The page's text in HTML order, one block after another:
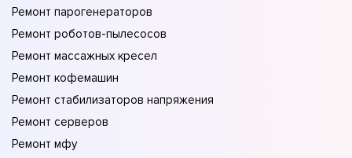
Ремонт парогенераторов
Ремонт роботов-пылесосов
Ремонт массажных кресел
Ремонт кофемашин
Ремонт стабилизаторов напряжения
Ремонт серверов
Ремонт мфу